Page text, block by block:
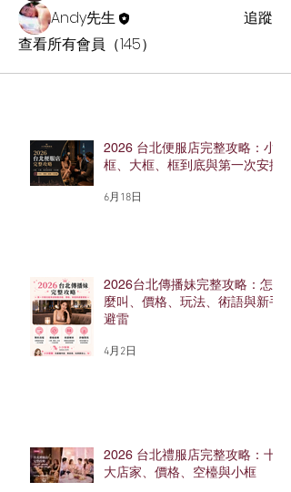
Andy先生
追蹤
查看所有會員（145）
2026 台北便服店完整攻略：小
框、大框、框到底與第一次安排
6月18日
2026台北傳播妹完整攻略：怎
麼叫、價格、玩法、術語與新手
避雷
4月2日
2026 台北禮服店完整攻略：十
大店家、價格、空檯與小框